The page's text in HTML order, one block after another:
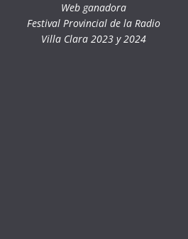
Web ganadora
Festival Provincial de la Radio
Villa Clara 2023 y 2024